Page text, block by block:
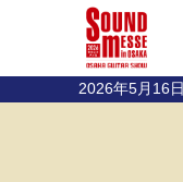
2026年5月16日